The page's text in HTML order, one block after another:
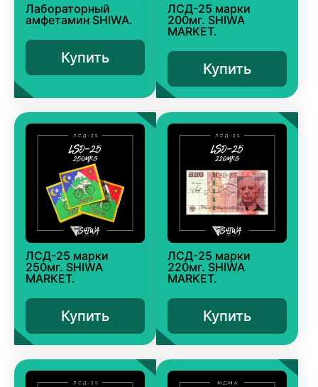
Лабораторный
амфетамин SHIWA.
Купить
ЛСД-25 марки
200мг. SHIWA
MARKET.
Купить
ЛСД-25 марки
250мг. SHIWA
MARKET.
Купить
ЛСД-25 марки
220мг. SHIWA
MARKET.
Купить